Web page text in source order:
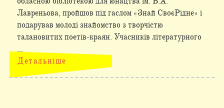
Лавреньова, пройшов під гаслом «Знай СвоєРідне» і
подарував молоді знайомство з творчістю
талановитих поетів-краян. Учасників літературного
...
Детальніше